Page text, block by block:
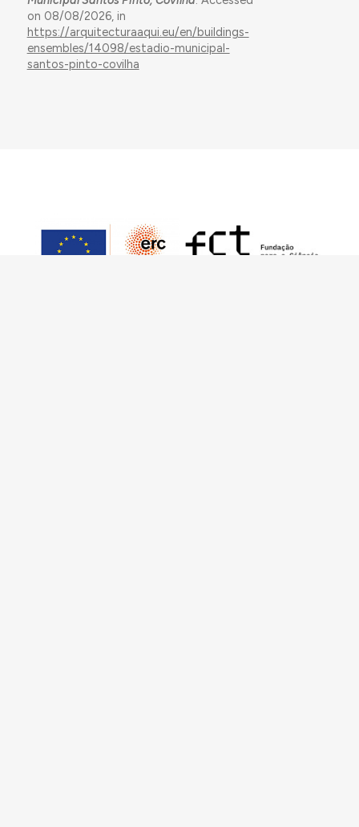
on 08/08/2026, in
https://arquitecturaaqui.eu/en/buildings-
ensembles/14098/estadio-municipal-
santos-pinto-covilha